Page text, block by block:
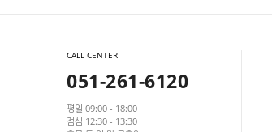
CALL CENTER
051-261-6120
평일 09:00 - 18:00
점심 12:30 - 13:30